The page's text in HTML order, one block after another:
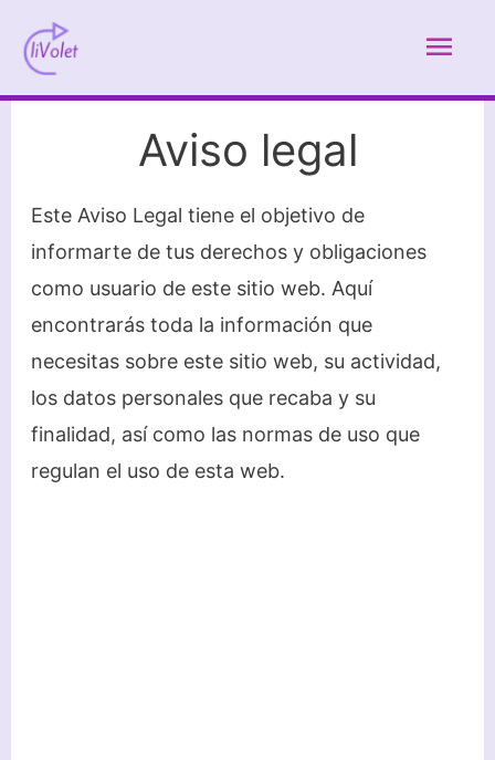
contenido
Aviso legal
Este Aviso Legal tiene el objetivo de
informarte de tus derechos y obligaciones
como usuario de este sitio web. Aquí
encontrarás toda la información que
necesitas sobre este sitio web, su actividad,
los datos personales que recaba y su
finalidad, así como las normas de uso que
regulan el uso de esta web.